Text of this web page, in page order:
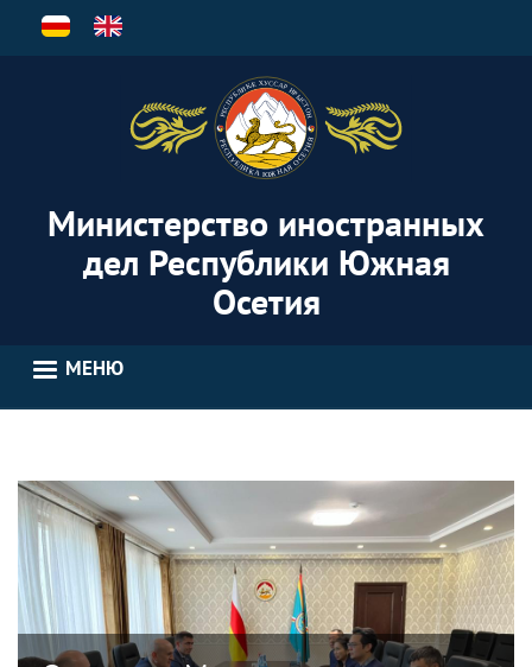
Перейти
Министерство иностранных
дел Республики Южная
Осетия
МЕНЮ